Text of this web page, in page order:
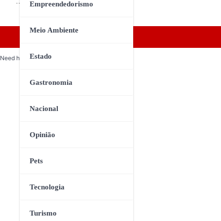
Empreendedorismo
Meio Ambiente
Estado
Gastronomia
Nacional
Opinião
Pets
Tecnologia
Turismo
Need help? Our team is just a message away